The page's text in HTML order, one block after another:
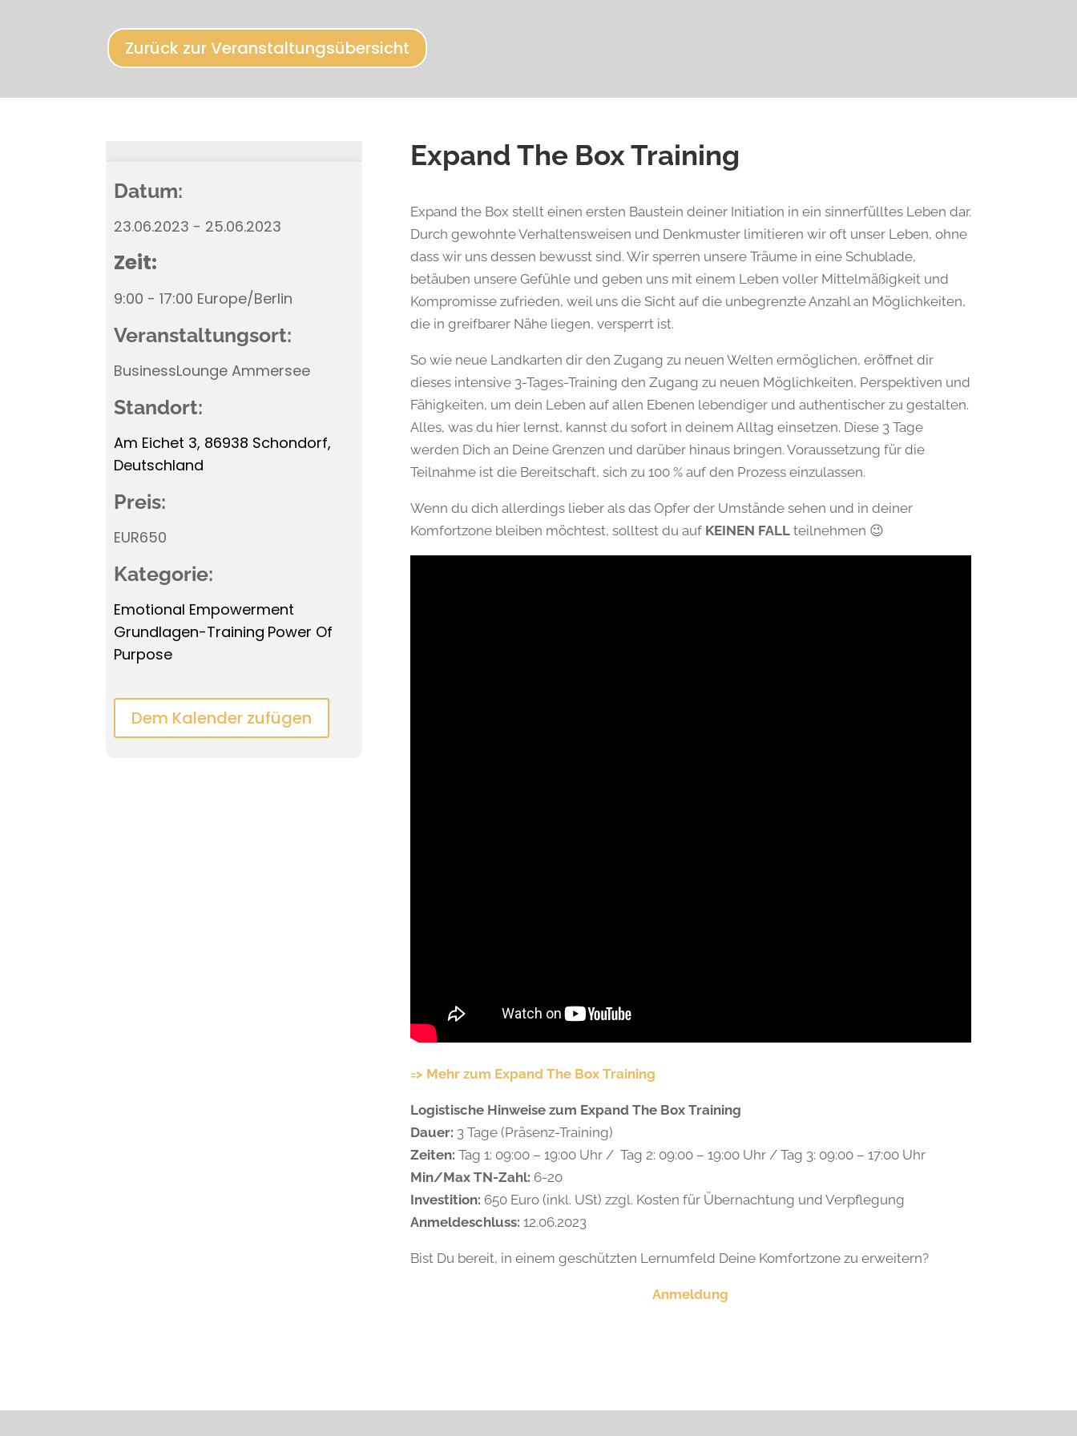
Zurück zur Veranstaltungsübersicht
Datum:
23.06.2023 - 25.06.2023
Zeit:
9:00 - 17:00 Europe/Berlin
Veranstaltungsort:
BusinessLounge Ammersee
Standort:
Am Eichet 3, 86938 Schondorf,
Deutschland
Preis:
EUR650
Kategorie:
Emotional Empowerment
Grundlagen-Training Power Of
Purpose
Dem Kalender zufügen
Expand The Box Training
Expand the Box stellt einen ersten Baustein deiner Initiation in ein sinnerfülltes Leben dar.
Durch gewohnte Verhaltensweisen und Denkmuster limitieren wir oft unser Leben, ohne
dass wir uns dessen bewusst sind. Wir sperren unsere Träume in eine Schublade,
betäuben unsere Gefühle und geben uns mit einem Leben voller Mittelmäßigkeit und
Kompromisse zufrieden, weil uns die Sicht auf die unbegrenzte Anzahl an Möglichkeiten,
die in greifbarer Nähe liegen, versperrt ist.
So wie neue Landkarten dir den Zugang zu neuen Welten ermöglichen, eröffnet dir
dieses intensive 3-Tages-Training den Zugang zu neuen Möglichkeiten, Perspektiven und
Fähigkeiten, um dein Leben auf allen Ebenen lebendiger und authentischer zu gestalten.
Alles, was du hier lernst, kannst du sofort in deinem Alltag einsetzen. Diese 3 Tage
werden Dich an Deine Grenzen und darüber hinaus bringen. Voraussetzung für die
Teilnahme ist die Bereitschaft, sich zu 100 % auf den Prozess einzulassen.
Wenn du dich allerdings lieber als das Opfer der Umstände sehen und in deiner
Komfortzone bleiben möchtest, solltest du auf KEINEN FALLteilnehmen 😉
=> Mehr zum Expand The Box Training
Logistische Hinweise zum Expand The Box Training
Dauer: 3 Tage (Präsenz-Training)
Zeiten: Tag 1: 09:00 – 19:00 Uhr / Tag 2: 09:00 – 19:00 Uhr / Tag 3: 09:00 – 17:00 Uhr
Min/Max TN-Zahl: 6-20
Investition: 650 Euro (inkl. USt) zzgl. Kosten für Übernachtung und Verpflegung
Anmeldeschluss: 12.06.2023
Bist Du bereit, in einem geschützten Lernumfeld Deine Komfortzone zu erweitern?
Anmeldung